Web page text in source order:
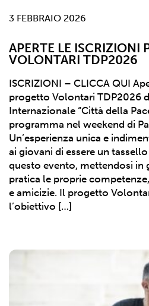
3 FEBBRAIO 2026
APERTE LE ISCRIZIONI
VOLONTARI TDP2026
ISCRIZIONI – CLICCA QUI
progetto Volontari TDP2026
Internazionale “Città della
programma nel weekend di
Un’esperienza unica e
ai giovani di essere un
questo evento, mettendosi in
pratica le proprie
e amicizie. Il progetto
l’obiettivo […]